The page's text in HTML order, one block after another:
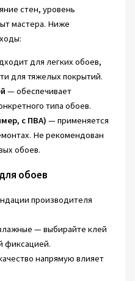
стен, уровень
мастера. Ниже
для легких обоев,
для тяжелых покрытий.
— обеспечивает
типа обоев.
с ПВА) — применяется
Не рекомендован
обоев.
обоев
производителя
— выбирайте клей
фиксацией.
напрямую влияет